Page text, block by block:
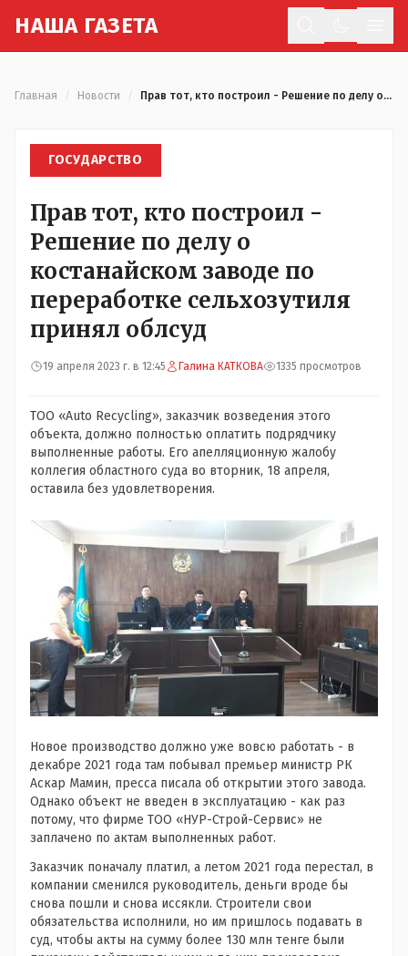
НАША ГАЗЕТА
Главная Новости Прав тот, кто построил - Решение по делу о костанайском заводе по переработке сельхозутиля принял облсуд
ГОСУДАРСТВО
Прав тот, кто построил -
Решение по делу о
костанайском заводе по
переработке сельхозутиля
принял облсуд
19 апреля 2023 г. в 12:45 Галина КАТКОВА 1335 просмотров
ТОО «Auto Recycling», заказчик возведения этого
объекта, должно полностью оплатить подрядчику
выполненные работы. Его апелляционную жалобу
коллегия областного суда во вторник, 18 апреля,
оставила без удовлетворения.
Новое производство должно уже вовсю работать - в
декабре 2021 года там побывал премьер министр РК
Аскар Мамин, пресса писала об открытии этого завода.
Однако объект не введен в эксплуатацию - как раз
потому, что фирме ТОО «НУР-Строй-Сервис» не
заплачено по актам выполненных работ.
Заказчик поначалу платил, а летом 2021 года перестал, в
компании сменился руководитель, деньги вроде бы
снова пошли и снова иссякли. Строители свои
обязательства исполнили, но им пришлось подавать в
суд, чтобы акты на сумму более 130 млн тенге были